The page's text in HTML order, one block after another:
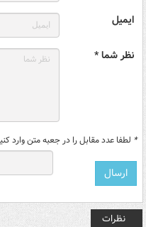
ایمیل
نظر شما *
* لطفا عدد مقابل را در جعبه متن وارد
نظرات